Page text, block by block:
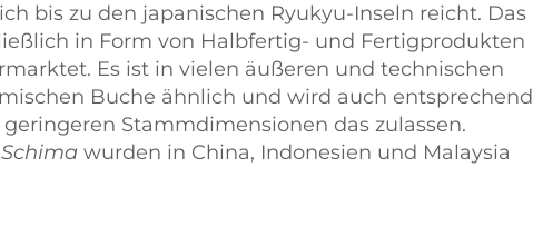
bis zu den japanischen Ryukyu-Inseln reicht. Das
in Form von Halbfertig- und Fertigprodukten
Es ist in vielen äußeren und technischen
Buche ähnlich und wird auch entsprechend
Stammdimensionen das zulassen.
Schima wurden in China, Indonesien und Malaysia